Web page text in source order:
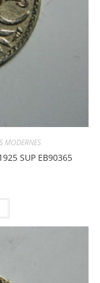
MODERNES
SUP EB90365